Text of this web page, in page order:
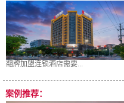
翻牌加盟连锁酒店需要...
案例推荐：